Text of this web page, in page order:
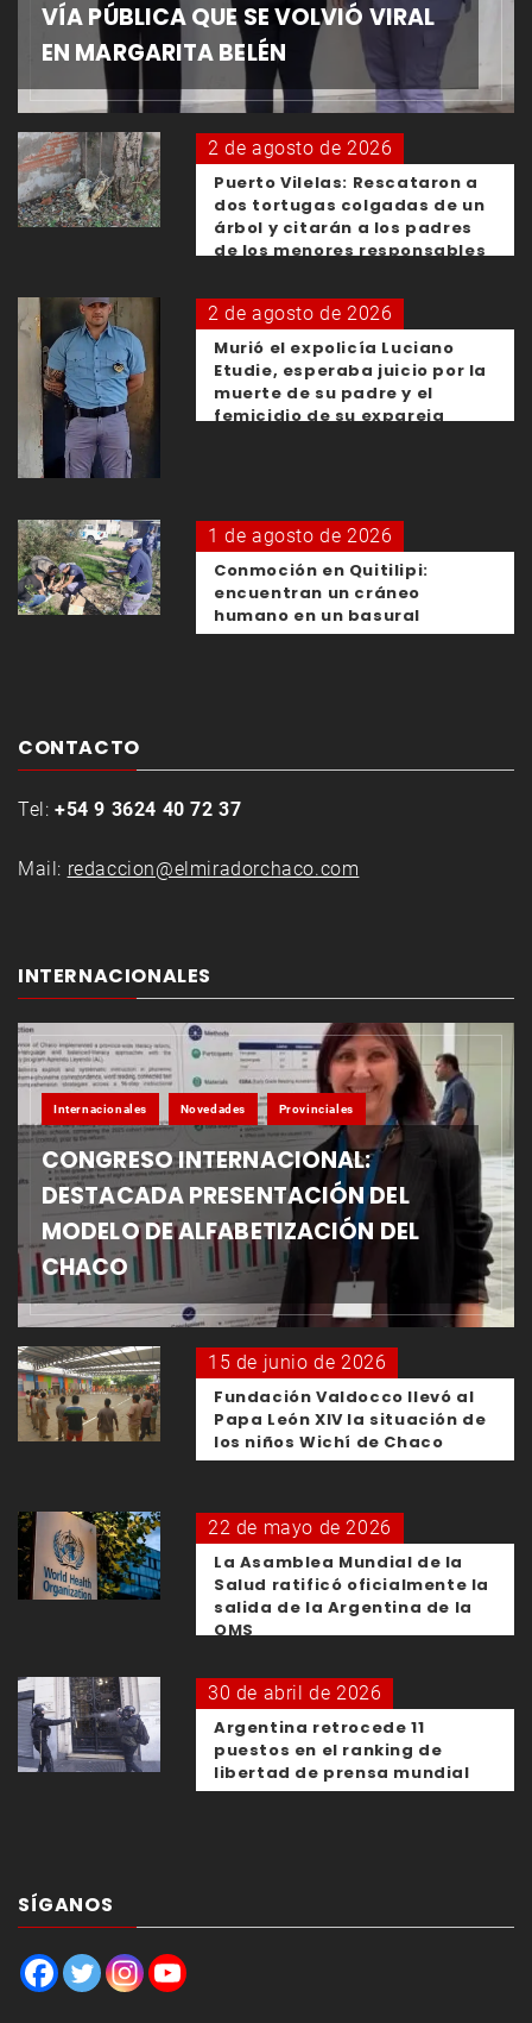
VÍA PÚBLICA QUE SE VOLVIÓ VIRAL
EN MARGARITA BELÉN
2 de agosto de 2026
Puerto Vilelas: Rescataron a
dos tortugas colgadas de un
árbol y citarán a los padres
de los menores responsables
2 de agosto de 2026
Murió el expolicía Luciano
Etudie, esperaba juicio por la
muerte de su padre y el
femicidio de su expareja
1 de agosto de 2026
Conmoción en Quitilipi:
encuentran un cráneo
humano en un basural
CONTACTO
Tel: +54 9 3624 40 72 37
Mail: redaccion@elmiradorchaco.com
INTERNACIONALES
Internacionales Novedades Provinciales
CONGRESO INTERNACIONAL:
DESTACADA PRESENTACIÓN DEL
MODELO DE ALFABETIZACIÓN DEL
CHACO
15 de junio de 2026
Fundación Valdocco llevó al
Papa León XIV la situación de
los niños Wichí de Chaco
22 de mayo de 2026
La Asamblea Mundial de la
Salud ratificó oficialmente la
salida de la Argentina de la
OMS
30 de abril de 2026
Argentina retrocede 11
puestos en el ranking de
libertad de prensa mundial
SÍGANOS